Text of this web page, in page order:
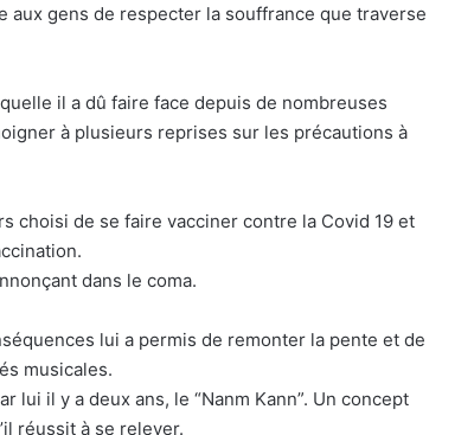
aux gens de respecter la souffrance que traverse
il a dû faire face depuis de nombreuses
à plusieurs reprises sur les précautions à
choisi de se faire vacciner contre la Covid 19 et
dans le coma.
lui a permis de remonter la pente et de
musicales.
lui il y a deux ans, le “Nanm Kann”. Un concept
réussit à se relever.